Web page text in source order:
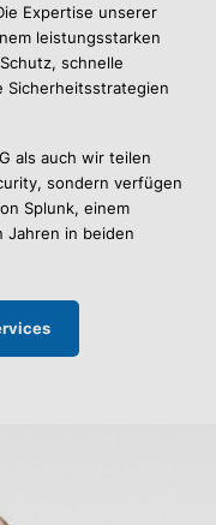
Expertise unserer
leistungsstarken
schnelle
Sicherheitsstrategien
als auch wir teilen
sondern verfügen
Splunk, einem
Jahren in beiden